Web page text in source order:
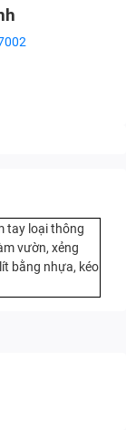
tay loại thông
vườn, xẻng
bằng nhựa, kéo